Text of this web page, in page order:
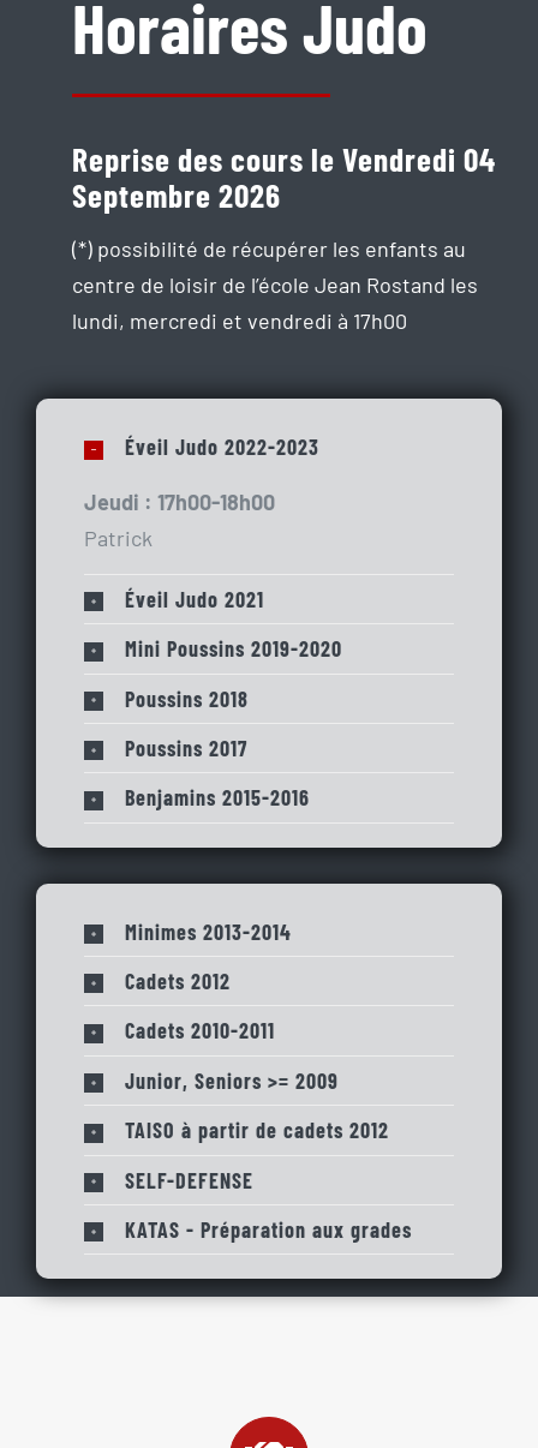
Horaires Judo
Reprise des cours le Vendredi 04
Septembre 2026
(*) possibilité de récupérer les enfants au
centre de loisir de l’école Jean Rostand les
lundi, mercredi et vendredi à 17h00
Éveil Judo 2022-2023
Jeudi : 17h00-18h00
Patrick
Éveil Judo 2021
Mini Poussins 2019-2020
Poussins 2018
Poussins 2017
Benjamins 2015-2016
Minimes 2013-2014
Cadets 2012
Cadets 2010-2011
Junior, Seniors >= 2009
TAISO à partir de cadets 2012
SELF-DEFENSE
KATAS - Préparation aux grades